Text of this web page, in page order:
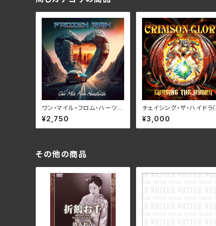
ワン・マイル・フロム・ハーツヴ
ィル/フローズン・レイン RBN
CD-1383
¥2,750
チェイシング・ザ・ハイドラ/
リムゾン・グローリー
D-1467(仕様:CD)
¥3,000
その他の商品